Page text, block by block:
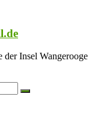
der Insel Wangerooge